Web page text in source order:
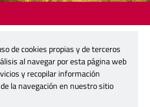
3
de cookies propias y de terceros
al navegar por esta página web
y recopilar información
la navegación en nuestro sitio